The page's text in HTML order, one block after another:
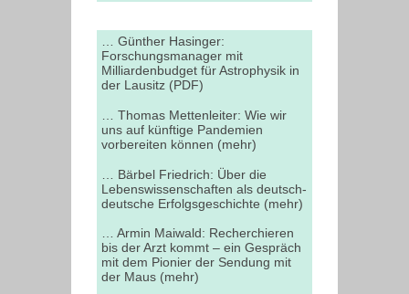
… Günther Hasinger:
Forschungsmanager mit
Milliardenbudget für Astrophysik in
der Lausitz (PDF)
… Thomas Mettenleiter: Wie wir
uns auf künftige Pandemien
vorbereiten können (mehr)
… Bärbel Friedrich: Über die
Lebenswissenschaften als deutsch-
deutsche Erfolgsgeschichte (mehr)
… Armin Maiwald: Recherchieren
bis der Arzt kommt – ein Gespräch
mit dem Pionier der Sendung mit
der Maus (mehr)